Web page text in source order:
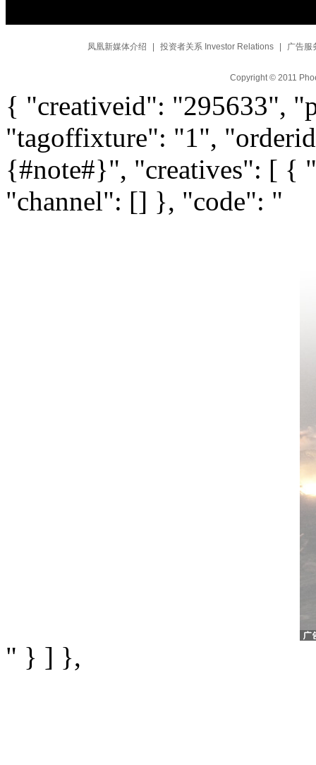
凤凰新媒体介绍 投资者关系 Investor Relations 广告服
Copyright © 2011
{ "creativeid": "295633",
"tagoffixture": "1",
{#note#}", "creatives": [ {
"channel": [] }, "code": "
" } ] },